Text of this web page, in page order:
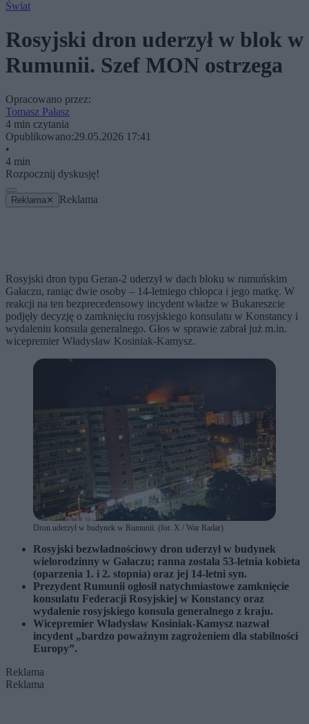
Świat
Rosyjski dron uderzył w blok w
Rumunii. Szef MON ostrzega
Opracowano przez:
Tomasz Pałasz
4 min czytania
Opublikowano:29.05.2026 17:41
•
4 min
Rozpocznij dyskusję!
Reklama ✕ Reklama
Rosyjski dron typu Geran-2 uderzył w dach bloku w rumuńskim
Gałaczu, raniąc dwie osoby – 14-letniego chłopca i jego matkę. W
reakcji na ten bezprecedensowy incydent władze w Bukareszcie
podjęły decyzję o zamknięciu rosyjskiego konsulatu w Konstancy i
wydaleniu konsula generalnego. Głos w sprawie zabrał już m.in.
wicepremier Władysław Kosiniak-Kamysz.
Dron uderzył w budynek w Rumunii. (fot. X / War Radar)
Rosyjski bezwładnościowy dron uderzył w budynek
wielorodzinny w Gałaczu; ranna została 53-letnia kobieta
(oparzenia 1. i 2. stopnia) oraz jej 14-letni syn.
Prezydent Rumunii ogłosił natychmiastowe zamknięcie
konsulatu Federacji Rosyjskiej w Konstancy oraz
wydalenie rosyjskiego konsula generalnego z kraju.
Wicepremier Władysław Kosiniak-Kamysz nazwał
incydent „bardzo poważnym zagrożeniem dla stabilności
Europy”.
Reklama
Reklama